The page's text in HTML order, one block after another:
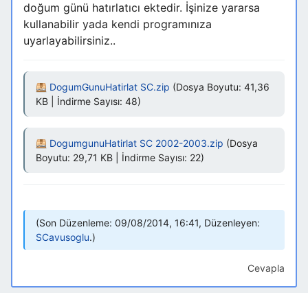
doğum günü hatırlatıcı ektedir. İşinize yararsa
kullanabilir yada kendi programınıza
uyarlayabilirsiniz..
DogumGunuHatirlat SC.zip (Dosya Boyutu: 41,36
KB | İndirme Sayısı: 48)
DogumgunuHatirlat SC 2002-2003.zip (Dosya
Boyutu: 29,71 KB | İndirme Sayısı: 22)
Son Düzenleme: 09/08/2014, 16:41, Düzenleyen:
SCavusoglu.
Cevapla